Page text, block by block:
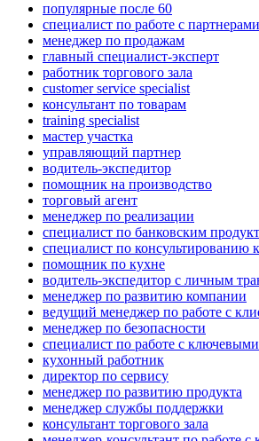
популярные после 60
специалист по работе с партнерами
менеджер по продажам
главный специалист-эксперт
работник торгового зала
customer service specialist
консультант по товарам
training specialist
мастер участка
управляющий партнер
водитель-экспедитор
помощник на производство
торговый агент
менеджер по реализации
специалист по банковским
специалист по консультированию
помощник по кухне
водитель-экспедитор с личным
менеджер по развитию компании
ведущий менеджер по работе с
менеджер по безопасности
специалист по работе с
кухонный работник
директор по сервису
менеджер по развитию продукта
менеджер службы поддержки
консультант торгового зала